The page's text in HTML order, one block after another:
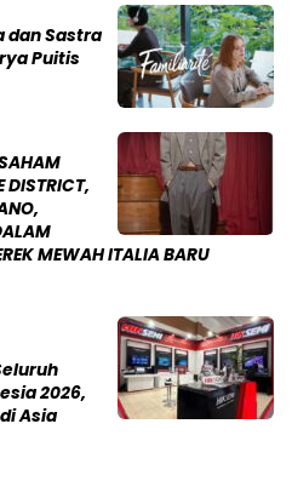
dan Sastra
Puitis
DISTRICT,
MEWAH ITALIA BARU
2026,
Asia